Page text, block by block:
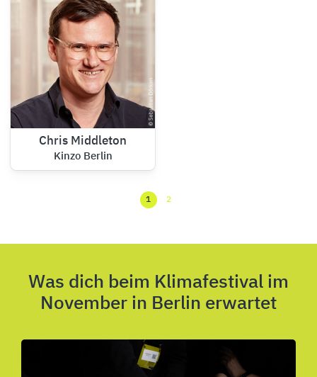
Chris Middleton
Kinzo Berlin
1 2
Was dich beim Klimafestival im
November in Berlin erwartet